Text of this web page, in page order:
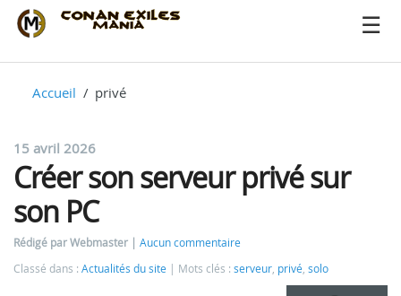
Accueil privé
15 avril 2026
Créer son serveur privé sur
son PC
Rédigé par Webmaster
Aucun commentaire
Classé dans : Actualités du site Mots clés : serveur privé solo